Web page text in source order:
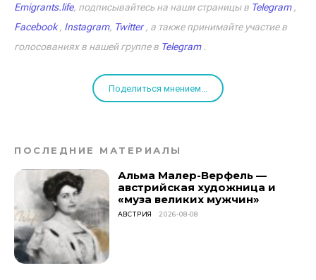
Emigrants.life, подписывайтесь на наши страницы в Telegram,
Facebook, Instagram, Twitter, а также принимайте участие в
голосованиях в нашей группе в Telegram.
Поделиться мнением...
ПОСЛЕДНИЕ МАТЕРИАЛЫ
Альма Малер-Верфель —
австрийская художница и
«муза великих мужчин»
АВСТРИЯ 2026-08-08